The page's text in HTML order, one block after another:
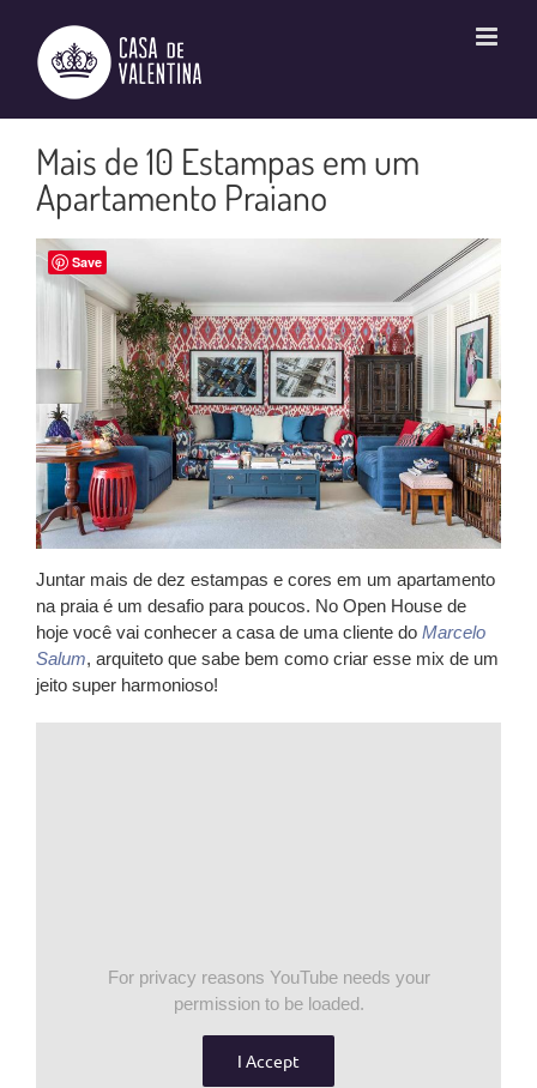
conteúdo
Mais de 10 Estampas em um
Apartamento Praiano
Juntar mais de dez estampas e cores em um apartamento
na praia é um desafio para poucos. No Open House de
hoje você vai conhecer a casa de uma cliente do Marcelo
Salum, arquiteto que sabe bem como criar esse mix de um
jeito super harmonioso!
For privacy reasons YouTube needs your
permission to be loaded.
I Accept
Save